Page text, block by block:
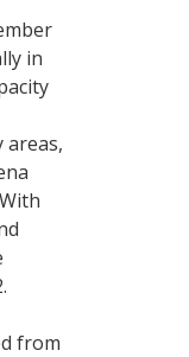
in
from